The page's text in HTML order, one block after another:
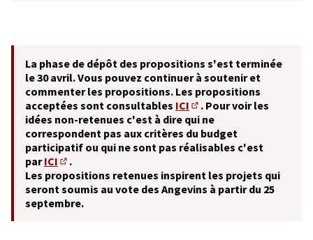
La phase de dépôt des propositions s'est terminée
le 30 avril. Vous pouvez continuer à soutenir et
commenter les propositions. Les propositions
acceptées sont consultables ICI
(S'ouvre dans un nouvel
. Pour voir les
idées non-retenues c'est à dire qui ne
correspondent pas aux critères du budget
participatif ou qui ne sont pas réalisables c'est
parICI
(S'ouvre dans un nouvel onglet)
.
Les propositions retenues inspirent les projets qui
seront soumis au vote des Angevins à partir du 25
septembre.